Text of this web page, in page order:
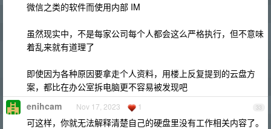
微信之类的软件而使用内部 IM
虽然现实中，不是每家公司每个人都会这么严格执行，但不意味
着乱来就有道理了
即使因为各种原因要拿走个人资料，用楼上反复提到的云盘方
案，都比在办公室拆电脑更不容易被发现吧
33
enihcam Nov 17, 2023 1
可这样，你就无法解释清楚自己的硬盘里没有工作相关内容了。